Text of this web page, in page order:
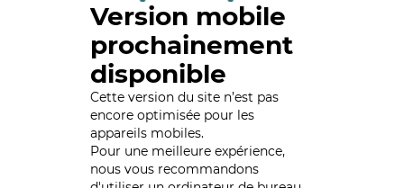
Version mobile
prochainement
disponible
Cette version du site n’est pas
encore optimisée pour les
appareils mobiles.
Pour une meilleure expérience,
nous vous recommandons